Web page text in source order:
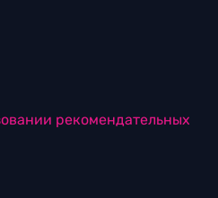
рекомендательных